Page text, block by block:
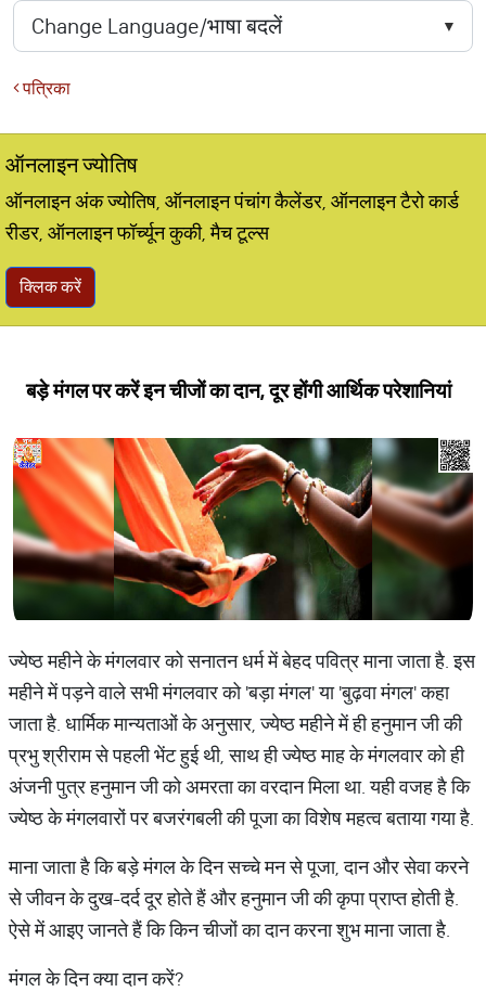
पत्रिका
ऑनलाइन ज्योतिष
ऑनलाइन अंक ज्योतिष, ऑनलाइन पंचांग कैलेंडर, ऑनलाइन टैरो कार्ड
रीडर, ऑनलाइन फॉर्च्यून कुकी, मैच टूल्स
क्लिक करें
बड़े मंगल पर करें इन चीजों का दान, दूर होंगी आर्थिक परेशानियां
ज्येष्ठ महीने के मंगलवार को सनातन धर्म में बेहद पवित्र माना जाता है. इस
महीने में पड़ने वाले सभी मंगलवार को 'बड़ा मंगल' या 'बुढ़वा मंगल' कहा
जाता है. धार्मिक मान्यताओं के अनुसार, ज्येष्ठ महीने में ही हनुमान जी की
प्रभु श्रीराम से पहली भेंट हुई थी, साथ ही ज्येष्ठ माह के मंगलवार को ही
अंजनी पुत्र हनुमान जी को अमरता का वरदान मिला था. यही वजह है कि
ज्येष्ठ के मंगलवारों पर बजरंगबली की पूजा का विशेष महत्व बताया गया है.
माना जाता है कि बड़े मंगल के दिन सच्चे मन से पूजा, दान और सेवा करने
से जीवन के दुख-दर्द दूर होते हैं और हनुमान जी की कृपा प्राप्त होती है.
ऐसे में आइए जानते हैं कि किन चीजों का दान करना शुभ माना जाता है.
मंगल के दिन क्या दान करें?